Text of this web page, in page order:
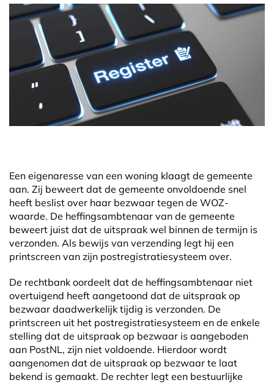
Een eigenaresse van een woning klaagt de gemeente
aan. Zij beweert dat de gemeente onvoldoende snel
heeft beslist over haar bezwaar tegen de WOZ-
waarde. De heffingsambtenaar van de gemeente
beweert juist dat de uitspraak wel binnen de termijn is
verzonden. Als bewijs van verzending legt hij een
printscreen van zijn postregistratiesysteem over.
De rechtbank oordeelt dat de heffingsambtenaar niet
overtuigend heeft aangetoond dat de uitspraak op
bezwaar daadwerkelijk tijdig is verzonden. De
printscreen uit het postregistratiesysteem en de enkele
stelling dat de uitspraak op bezwaar is aangeboden
aan PostNL, zijn niet voldoende. Hierdoor wordt
aangenomen dat de uitspraak op bezwaar te laat
bekend is gemaakt. De rechter legt een bestuurlijke